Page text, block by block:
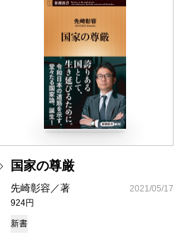
国家の尊厳
先崎彰容／著
924円
2021/05/17
新書